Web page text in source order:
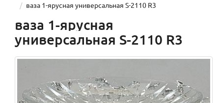
ваза 1-ярусная универсальная S-2110 R3
ваза 1-ярусная
универсальная S-2110 R3